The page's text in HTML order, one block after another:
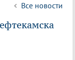
Все новости